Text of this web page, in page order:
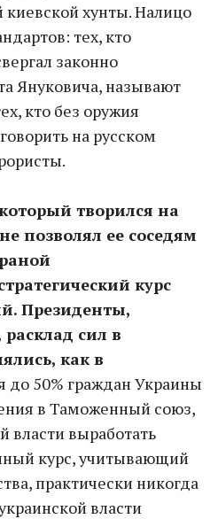
хунты. Налицо
тех, кто
законно
Януковича, называют
кто без оружия
на русском
творился на
позволял ее соседям
курс
Президенты,
сил в
как в
до 50% граждан Украины
в Таможенный союз,
власти выработать
курс, учитывающий
практически никогда
власти